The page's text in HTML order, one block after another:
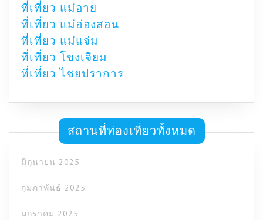
ที่เที่ยว แม่อาย
ที่เที่ยว แม่ฮ่องสอน
ที่เที่ยว แม่แจ่ม
ที่เที่ยว โขงเจียม
ที่เที่ยว ไชยปราการ
สถานที่ท่องเที่ยวทั้งหมด
มิถุนายน 2025
กุมภาพันธ์ 2025
มกราคม 2025